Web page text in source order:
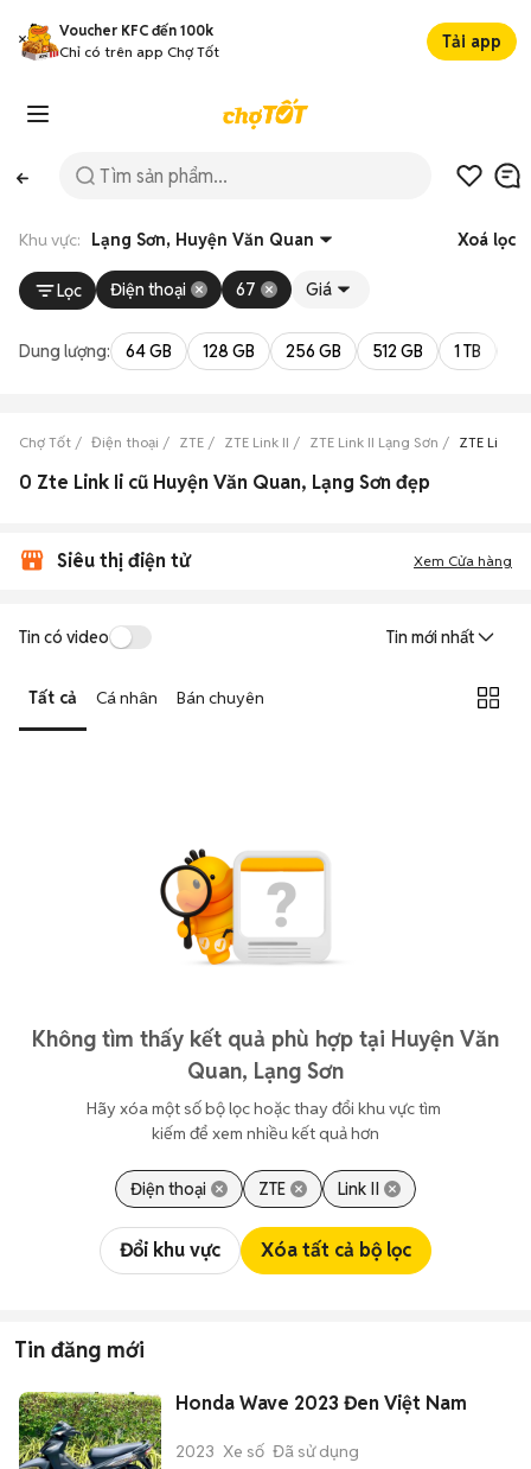
Voucher KFC đến 100k
Chỉ có trên app Chợ Tốt
Tải app
Khu vực: Lạng Sơn, Huyện Văn Quan Xoá lọc
Lọc Điện thoại 67 Giá
Dung lượng: 64 GB 128 GB 256 GB 512 GB 1 TB
Chợ Tốt Điện thoại ZTE ZTE Link II ZTE Link II Lạng Sơn ZTE Link
0 Zte Link Ii cũ Huyện Văn Quan, Lạng Sơn đẹp
Siêu thị điện tử Xem Cửa hàng
Tin có video Tin mới nhất
Tất cả Cá nhân Bán chuyên
Không tìm thấy kết quả phù hợp tại Huyện Văn
Quan, Lạng Sơn
Hãy xóa một số bộ lọc hoặc thay đổi khu vực tìm
kiếm để xem nhiều kết quả hơn
Điện thoại ZTE Link II
Đổi khu vực Xóa tất cả bộ lọc
Tin đăng mới
Honda Wave 2023 Đen Việt Nam
2023 Xe số Đã sử dụng